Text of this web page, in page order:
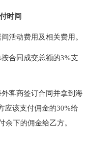
时间
动费用及相关费用。
合同成交总额的3%支
客商签订合同并拿到海
应该支付佣金的30%给
余下的佣金给乙方。